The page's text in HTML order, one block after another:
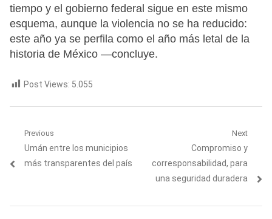
tiempo y el gobierno federal sigue en este mismo
esquema, aunque la violencia no se ha reducido:
este año ya se perfila como el año más letal de la
historia de México —concluye.
Post Views: 5.055
Navegación
de
Previous
Previous
post:
Umán entre los municipios
más transparentes del país
Next
Next
post:
Compromiso y
corresponsabilidad, para
una seguridad duradera